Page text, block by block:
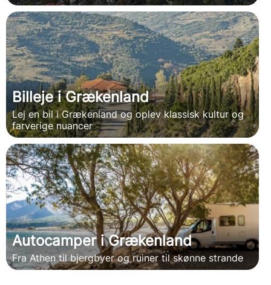
Billeje i Grækenland
Lej en bil i Grækenland og oplev klassisk kultur og
farverige nuancer
Autocamper i Grækenland
Fra Athen til bjergbyer og ruiner til skønne strande